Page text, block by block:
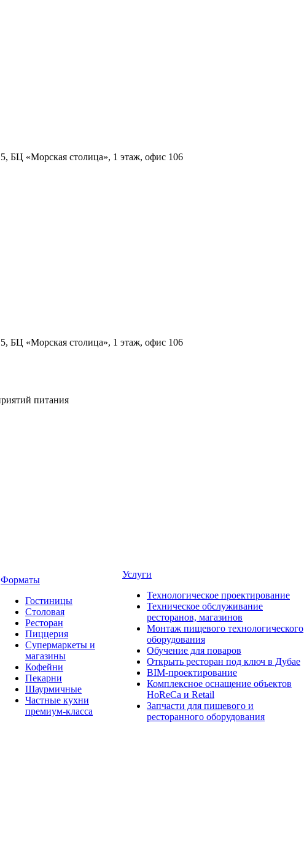
БЦ «Морская столица», 1 этаж, офис 106
БЦ «Морская столица», 1 этаж, офис 106
питания
Форматы
Гостиницы
Столовая
Ресторан
Пиццерия
Супермаркеты и
магазины
Кофейни
Пекарни
Шаурмичные
Частные кухни
премиум-класса
Услуги
Технологическое проектирование
Техническое обслуживание
ресторанов, магазинов
Монтаж пищевого технологического
оборудования
Обучение для поваров
Открыть ресторан под ключ в Дубае
BIM-проектирование
Комплексное оснащение объектов
HoReCa и Retail
Запчасти для пищевого и
ресторанного оборудования